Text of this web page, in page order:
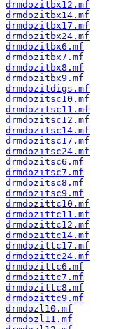
drmdozitbx12.mf
drmdozitbx14.mf
drmdozitbx17.mf
drmdozitbx24.mf
drmdozitbx6.mf
drmdozitbx7.mf
drmdozitbx8.mf
drmdozitbx9.mf
drmdozitdigs.mf
drmdozitsc10.mf
drmdozitsc11.mf
drmdozitsc12.mf
drmdozitsc14.mf
drmdozitsc17.mf
drmdozitsc24.mf
drmdozitsc6.mf
drmdozitsc7.mf
drmdozitsc8.mf
drmdozitsc9.mf
drmdozittc10.mf
drmdozittc11.mf
drmdozittc12.mf
drmdozittc14.mf
drmdozittc17.mf
drmdozittc24.mf
drmdozittc6.mf
drmdozittc7.mf
drmdozittc8.mf
drmdozittc9.mf
drmdozl10.mf
drmdozl11.mf